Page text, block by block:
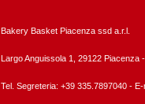
Bakery Basket Piacenza ssd a.r.l.
Largo Anguissola 1, 29122 Piacenza -
Tel. Segreteria: +39 335.7897040 - E-